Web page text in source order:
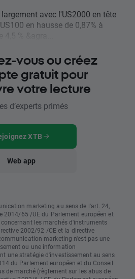
avec l'US2000 en tête
en hausse de 0,87% à
% &agra...
vous ou créez
gratuit pour
votre lecture
d’experts primés
XTB
Web app
marketing au sens de l'art. 24,
2014/65 /UE du Parlement européen et
les marchés d'instruments
2002/92 /CE et la directive
marketing n'est pas une
ou une information
une stratégie d'investissement au sens
du Parlement européen et du Conseil
de marché (règlement sur les abus de